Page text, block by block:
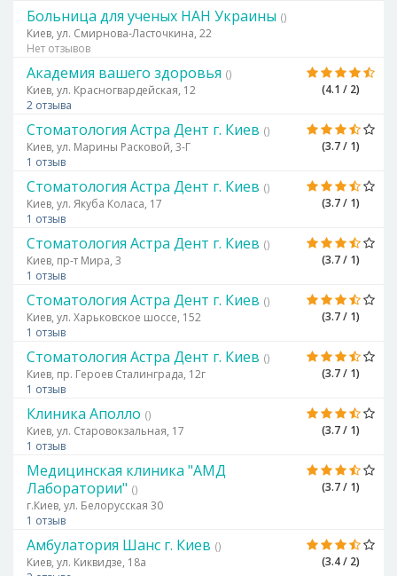
Больница для ученых НАН Украины ()
Киев, ул. Смирнова-Ласточкина, 22
Нет отзывов
(4.1 / 2)
Академия вашего здоровья ()
Киев, ул. Красногвардейская, 12
2 отзыва
(3.7 / 1)
Стоматология Астра Дент г. Киев ()
Киев, ул. Марины Расковой, 3-Г
1 отзыв
(3.7 / 1)
Стоматология Астра Дент г. Киев ()
Киев, ул. Якуба Коласа, 17
1 отзыв
(3.7 / 1)
Стоматология Астра Дент г. Киев ()
Киев, пр-т Мира, 3
1 отзыв
(3.7 / 1)
Стоматология Астра Дент г. Киев ()
Киев, ул. Харьковское шоссе, 152
1 отзыв
(3.7 / 1)
Стоматология Астра Дент г. Киев ()
Киев, пр. Героев Сталинграда, 12г
1 отзыв
(3.7 / 1)
Клиника Аполло ()
Киев, ул. Старовокзальная, 17
1 отзыв
(3.7 / 1)
Медицинская клиника "АМД
Лаборатории" ()
г.Киев, ул. Белорусская 30
1 отзыв
(3.4 / 2)
Амбулатория Шанс г. Киев ()
Киев, ул. Киквидзе, 18а